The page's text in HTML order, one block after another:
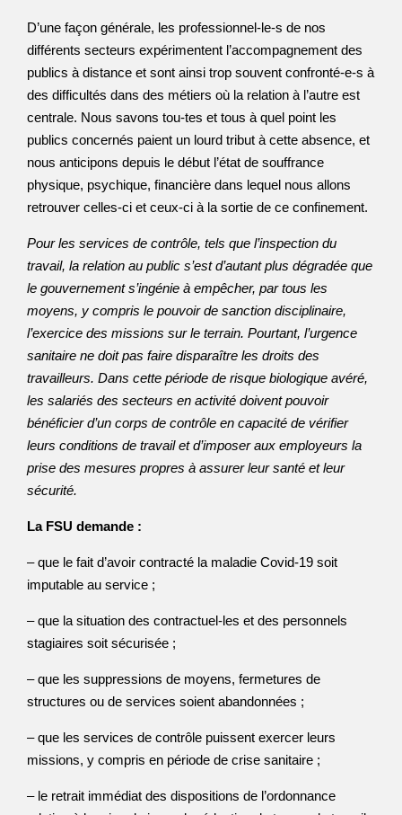
D’une façon générale, les professionnel-le-s de nos
différents secteurs expérimentent l’accompagnement des
publics à distance et sont ainsi trop souvent confronté-e-s à
des difficultés dans des métiers où la relation à l’autre est
centrale. Nous savons tou-tes et tous à quel point les
publics concernés paient un lourd tribut à cette absence, et
nous anticipons depuis le début l’état de souffrance
physique, psychique, financière dans lequel nous allons
retrouver celles-ci et ceux-ci à la sortie de ce confinement.
Pour les services de contrôle, tels que l’inspection du
travail, la relation au public s’est d’autant plus dégradée que
le gouvernement s’ingénie à empêcher, par tous les
moyens, y compris le pouvoir de sanction disciplinaire,
l’exercice des missions sur le terrain. Pourtant, l’urgence
sanitaire ne doit pas faire disparaître les droits des
travailleurs. Dans cette période de risque biologique avéré,
les salariés des secteurs en activité doivent pouvoir
bénéficier d’un corps de contrôle en capacité de vérifier
leurs conditions de travail et d’imposer aux employeurs la
prise des mesures propres à assurer leur santé et leur
sécurité.
La FSU demande :
– que le fait d’avoir contracté la maladie Covid-19 soit
imputable au service ;
– que la situation des contractuel-les et des personnels
stagiaires soit sécurisée ;
– que les suppressions de moyens, fermetures de
structures ou de services soient abandonnées ;
– que les services de contrôle puissent exercer leurs
missions, y compris en période de crise sanitaire ;
– le retrait immédiat des dispositions de l’ordonnance